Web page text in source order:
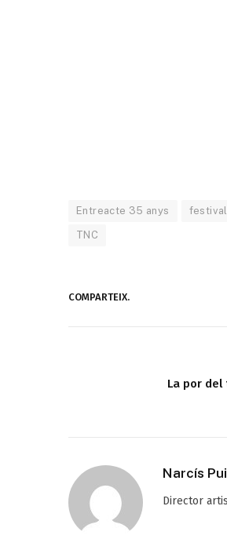
Entreacte 35 anys festival
TNC
COMPARTEIX.
La por
Narcís
Director